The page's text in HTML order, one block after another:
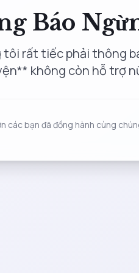
Báo
tôi rất tiếc phải thông
không còn hỗ trợ
các bạn đã đồng hành cùng